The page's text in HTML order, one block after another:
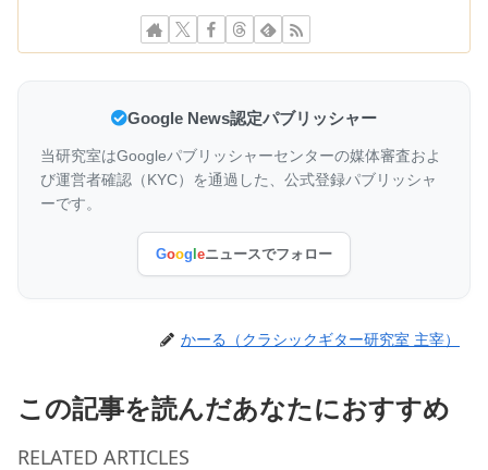
Google News認定パブリッシャー
当研究室はGoogleパブリッシャーセンターの媒体審査およ
び運営者確認（KYC）を通過した、公式登録パブリッシャ
ーです。
Goog eニュースでフォロー
かーる（クラシックギター研究室 主宰）
この記事を読んだあなたにおすすめ
RELATED ARTICLES